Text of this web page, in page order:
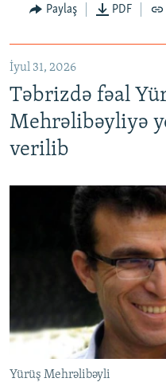
Paylaş PDF
İyul 31, 2026
Təbrizdə fəal
Mehrəlibəyliyə
verilib
Yürüş Mehrəlibəyli